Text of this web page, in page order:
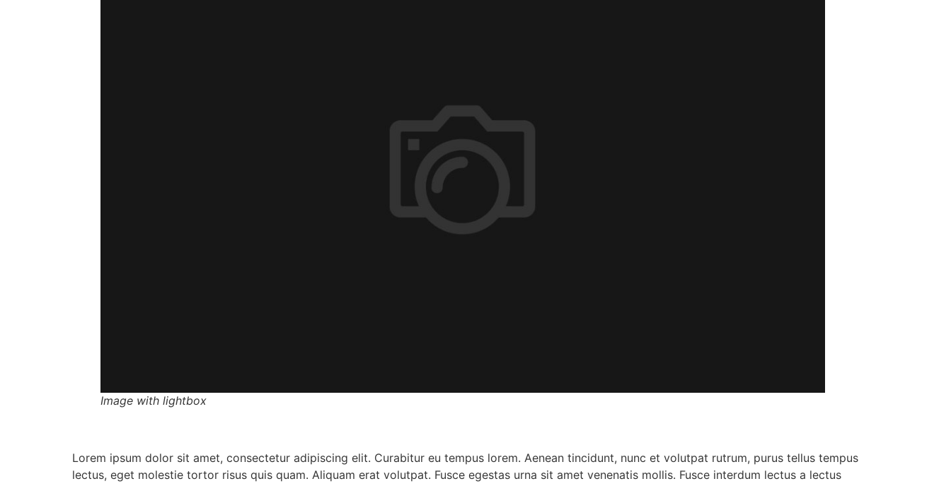
Image with lightbox
Lorem ipsum dolor sit amet, consectetur adipiscing elit. Curabitur eu tempus lorem. Aenean tincidunt, nunc et volutpat rutrum, purus tellus tempus
lectus, eget molestie tortor risus quis quam. Aliquam erat volutpat. Fusce egestas urna sit amet venenatis mollis. Fusce interdum lectus a lectus